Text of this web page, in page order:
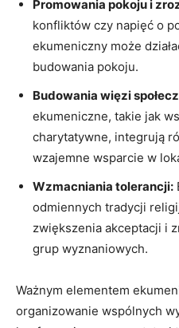
Promowania pokoju i
konfliktów czy napięć o
ekumeniczny może
budowania pokoju.
Budowania więzi
ekumeniczne, takie jak
charytatywne, integrują
wzajemne wsparcie w
Wzmacniania tolerancji:
odmiennych tradycji
zwiększenia akceptacji i
grup wyznaniowych.
Ważnym elementem
organizowanie ‍wspólnych